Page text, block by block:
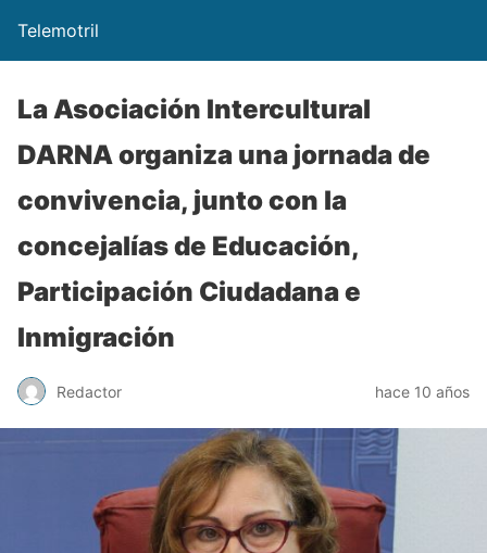
Telemotril
La Asociación Intercultural
DARNA organiza una jornada de
convivencia, junto con la
concejalías de Educación,
Participación Ciudadana e
Inmigración
Redactor hace 10 años